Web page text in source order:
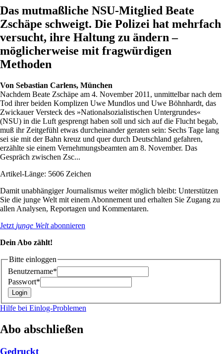
Das mutmaßliche NSU-Mitglied Beate
Zschäpe schweigt. Die Polizei hat mehrfach
versucht, ihre Haltung zu ändern –
möglicherweise mit fragwürdigen
Methoden
Von Sebastian Carlens, München
Nachdem Beate Zschäpe am 4. November 2011, unmittelbar nach dem
Tod ihrer beiden Komplizen Uwe Mundlos und Uwe Böhnhardt, das
Zwickauer Versteck des »Nationalsozialistischen Untergrundes«
(NSU) in die Luft gesprengt haben soll und sich auf die Flucht begab,
muß ihr Zeitgefühl etwas durcheinander geraten sein: Sechs Tage lang
sei sie mit der Bahn kreuz und quer durch Deutschland gefahren,
erzählte sie einem Vernehmungsbeamten am 8. November. Das
Gespräch zwischen Zsc...
Artikel-Länge: 5606 Zeichen
Damit unabhängiger Journalismus weiter möglich bleibt: Unterstützen
Sie die junge Welt mit einem Abonnement und erhalten Sie Zugang zu
allen Analysen, Reportagen und Kommentaren.
Jetzt junge Weltabonnieren
Dein Abo zählt!
Bitte einloggen
Benutzername*
Passwort*
Hilfe bei Einlog-Problemen
Abo abschließen
Gedruckt